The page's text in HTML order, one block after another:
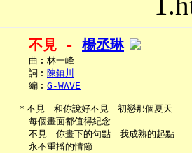
不見 - 楊丞琳
     曲︰林一峰
     詞︰
陳鎮川
     編︰
G-WAVE
   ＊不見　和你說好不見　初戀那個夏天
     每個畫面都值得紀念
     不見　你畫下的句點　我成熟的起點
     永不重播的情節